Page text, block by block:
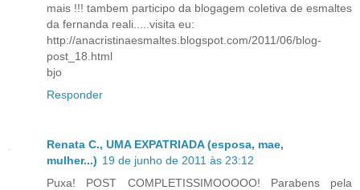
mais !!! tambem participo da blogagem coletiva de esmaltes
da fernanda reali.....visita eu:
http://anacristinaesmaltes.blogspot.com/2011/06/blog-
post_18.html
bjo
Responder
Renata C., UMA EXPATRIADA (esposa, mae,
mulher...) 19 de junho de 2011 às 23:12
Puxa! POST COMPLETISSIMOOOOO! Parabens pela